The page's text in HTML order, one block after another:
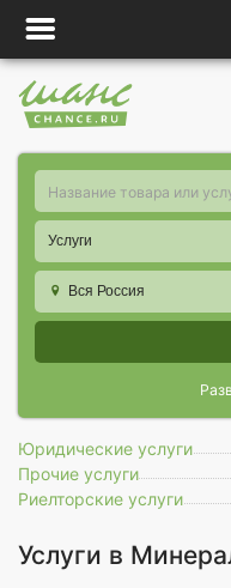
Услуги
Вся Россия
Юридические услуги
Прочие услуги
Риелторские услуги
Услуги в